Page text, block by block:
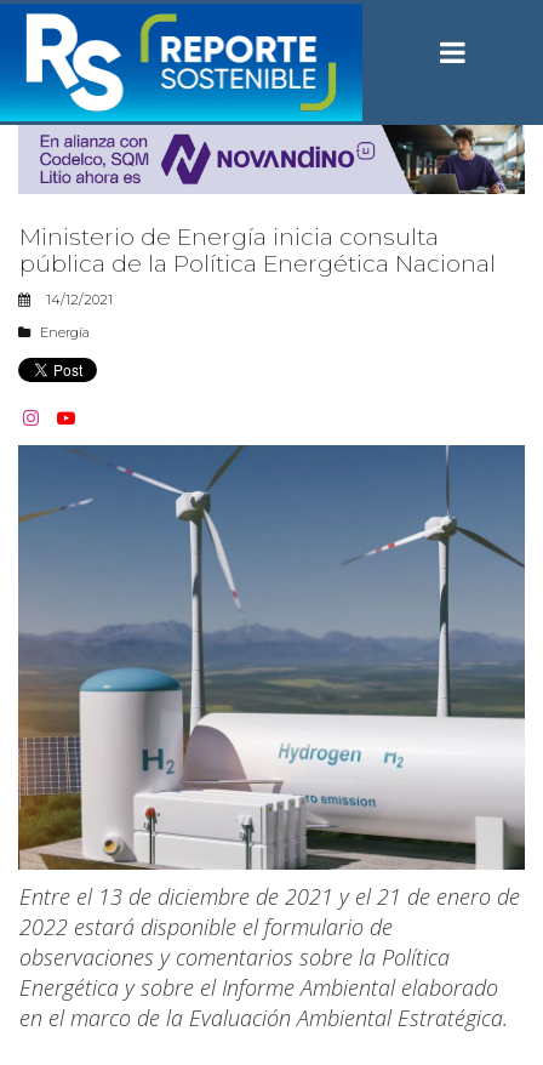
Ministerio de Energía inicia consulta
pública de la Política Energética Nacional
14/12/2021
Energía
 
Entre el 13 de diciembre de 2021 y el 21 de enero de
2022 estará disponible el formulario de
observaciones y comentarios sobre la Política
Energética y sobre el Informe Ambiental elaborado
en el marco de la Evaluación Ambiental Estratégica.